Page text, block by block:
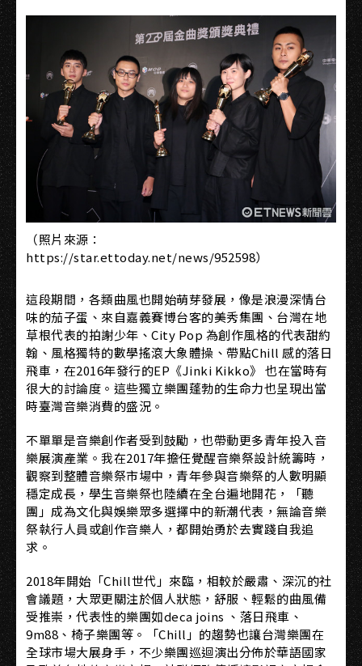
（照片來源：
https://star.ettoday.net/news/952598）
這段期間，各類曲風也開始萌芽發展，像是浪漫深情台
味的茄子蛋、來自嘉義賽博台客的美秀集團、台灣在地
草根代表的拍謝少年、City Pop 為創作風格的代表甜約
翰、風格獨特的數學搖滾大象體操、帶點Chill 感的落日
飛車，在2016年發行的EP《Jinki Kikko》 也在當時有
很大的討論度。這些獨立樂團蓬勃的生命力也呈現出當
時臺灣音樂消費的盛況。
不單單是音樂創作者受到鼓勵，也帶動更多青年投入音
樂展演產業。我在2017年擔任覺醒音樂祭設計統籌時，
觀察到整體音樂祭市場中，青年參與音樂祭的人數明顯
穩定成長，學生音樂祭也陸續在全台遍地開花，「聽
團」成為文化與娛樂眾多選擇中的新潮代表，無論音樂
祭執行人員或創作音樂人，都開始勇於去實踐自我追
求。
2018年開始「Chill世代」來臨，相較於嚴肅、深沉的社
會議題，大眾更關注於個人狀態，舒服、輕鬆的曲風備
受推崇，代表性的樂團如deca joins 、落日飛車、
9m88、椅子樂團等。「Chill」的趨勢也讓台灣樂團在
全球市場大展身手，不少樂團巡迴演出分佈於華語國家